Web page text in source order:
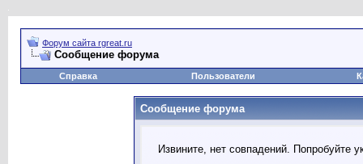
Форум сайта rgreat.ru
Сообщение форума
Справка Пользователи
Сообщение форума
Извините, нет совпадений. Попробуйте